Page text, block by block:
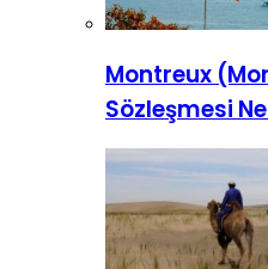
Montreux
Sözleşmesi